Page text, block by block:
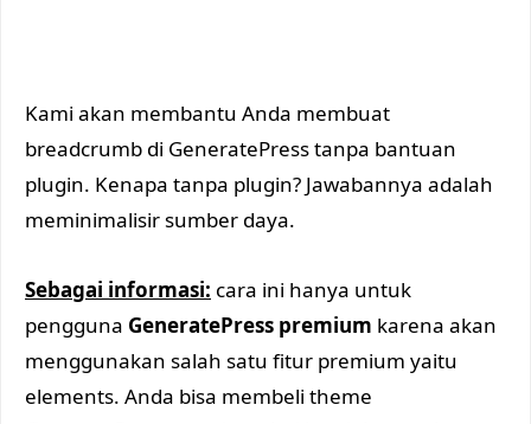
Kami akan membantu Anda membuat
breadcrumb di GeneratePress tanpa bantuan
plugin. Kenapa tanpa plugin? Jawabannya adalah
meminimalisir sumber daya.
Sebagai informasi: cara ini hanya untuk
pengguna GeneratePress premium karena akan
menggunakan salah satu fitur premium yaitu
elements. Anda bisa membeli theme